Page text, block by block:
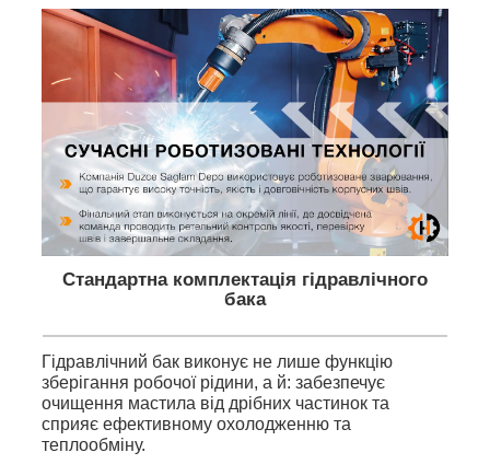
Стандартна комплектація гідравлічного
бака
Гідравлічний бак виконує не лише функцію
зберігання робочої рідини, а й: забезпечує
очищення мастила від дрібних частинок та
сприяє ефективному охолодженню та
теплообміну.